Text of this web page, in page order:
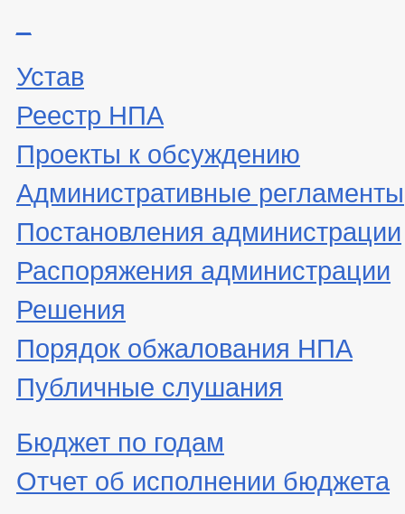
Устав
Реестр НПА
Проекты к обсуждению
Административные регламенты
Постановления администрации
Распоряжения администрации
Решения
Порядок обжалования НПА
Публичные слушания
Бюджет по годам
Отчет об исполнении бюджета